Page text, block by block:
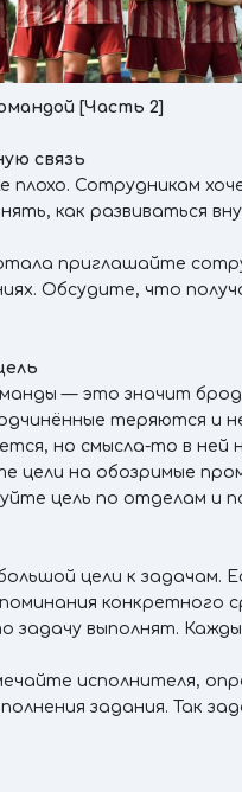
[Часть 2]
связь
Сотрудникам
как развиваться
приглашайте
Обсудите, что
— это значит
теряются и
но смысла-то в ней
цели на обозримые
цель по отделам и
цели к задачам.
конкретного
задачу выполнят.
исполнителя,
задания. Так